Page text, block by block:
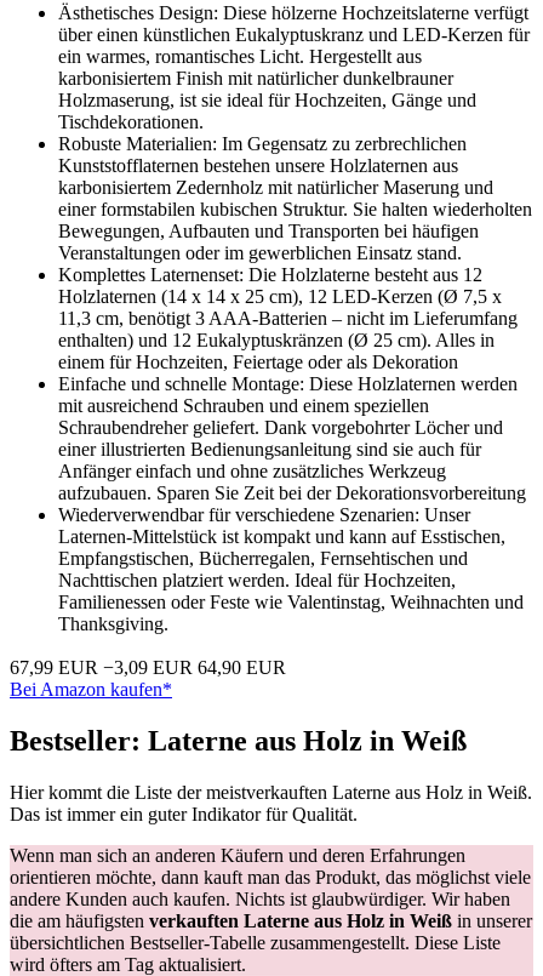
Ästhetisches Design: Diese hölzerne Hochzeitslaterne verfügt
über einen künstlichen Eukalyptuskranz und LED-Kerzen für
ein warmes, romantisches Licht. Hergestellt aus
karbonisiertem Finish mit natürlicher dunkelbrauner
Holzmaserung, ist sie ideal für Hochzeiten, Gänge und
Tischdekorationen.
Robuste Materialien: Im Gegensatz zu zerbrechlichen
Kunststofflaternen bestehen unsere Holzlaternen aus
karbonisiertem Zedernholz mit natürlicher Maserung und
einer formstabilen kubischen Struktur. Sie halten wiederholten
Bewegungen, Aufbauten und Transporten bei häufigen
Veranstaltungen oder im gewerblichen Einsatz stand.
Komplettes Laternenset: Die Holzlaterne besteht aus 12
Holzlaternen (14 x 14 x 25 cm), 12 LED-Kerzen (Ø 7,5 x
11,3 cm, benötigt 3 AAA-Batterien – nicht im Lieferumfang
enthalten) und 12 Eukalyptuskränzen (Ø 25 cm). Alles in
einem für Hochzeiten, Feiertage oder als Dekoration
Einfache und schnelle Montage: Diese Holzlaternen werden
mit ausreichend Schrauben und einem speziellen
Schraubendreher geliefert. Dank vorgebohrter Löcher und
einer illustrierten Bedienungsanleitung sind sie auch für
Anfänger einfach und ohne zusätzliches Werkzeug
aufzubauen. Sparen Sie Zeit bei der Dekorationsvorbereitung
Wiederverwendbar für verschiedene Szenarien: Unser
Laternen-Mittelstück ist kompakt und kann auf Esstischen,
Empfangstischen, Bücherregalen, Fernsehtischen und
Nachttischen platziert werden. Ideal für Hochzeiten,
Familienessen oder Feste wie Valentinstag, Weihnachten und
Thanksgiving.
67,99 EUR −3,09 EUR 64,90 EUR
Bei Amazon kaufen*
Bestseller: Laterne aus Holz in Weiß
Hier kommt die Liste der meistverkauften Laterne aus Holz in Weiß.
Das ist immer ein guter Indikator für Qualität.
Wenn man sich an anderen Käufern und deren Erfahrungen
orientieren möchte, dann kauft man das Produkt, das möglichst viele
andere Kunden auch kaufen. Nichts ist glaubwürdiger. Wir haben
die am häufigsten verkauften Laterne aus Holz in Weiß in unserer
übersichtlichen Bestseller-Tabelle zusammengestellt. Diese Liste
wird öfters am Tag aktualisiert.